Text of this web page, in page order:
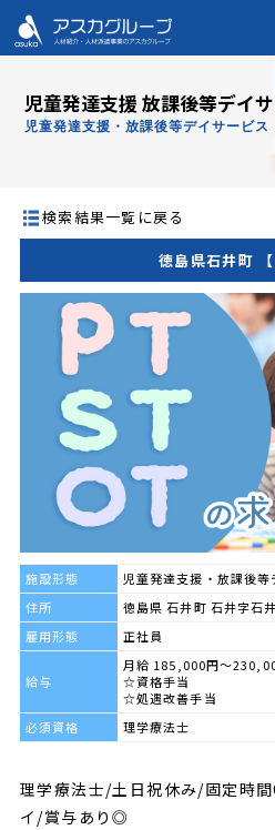
児童発達支援 放課後等デイ
児童発達支援・放課後等デイサービス
検索結果一覧に戻る
徳島県石井町 【
施設形態
児童発達支援・放課後等
住所
徳島県 石井町 石井字石
雇用形態
正社員
給与
月給 185,000円～
☆資格手当
☆処遇改善手当
必須資格
理学療法士
理学療法士/土日祝休み/固定時
イ/賞与あり◎